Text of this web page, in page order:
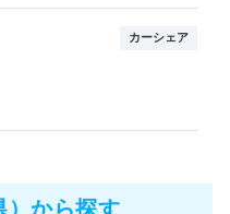
カーシェア